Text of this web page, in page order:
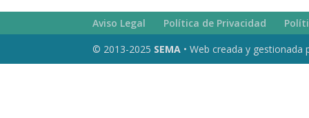
Aviso Legal Política de Privacidad
© 2013-2025 SEMA • Web creada y gestionada